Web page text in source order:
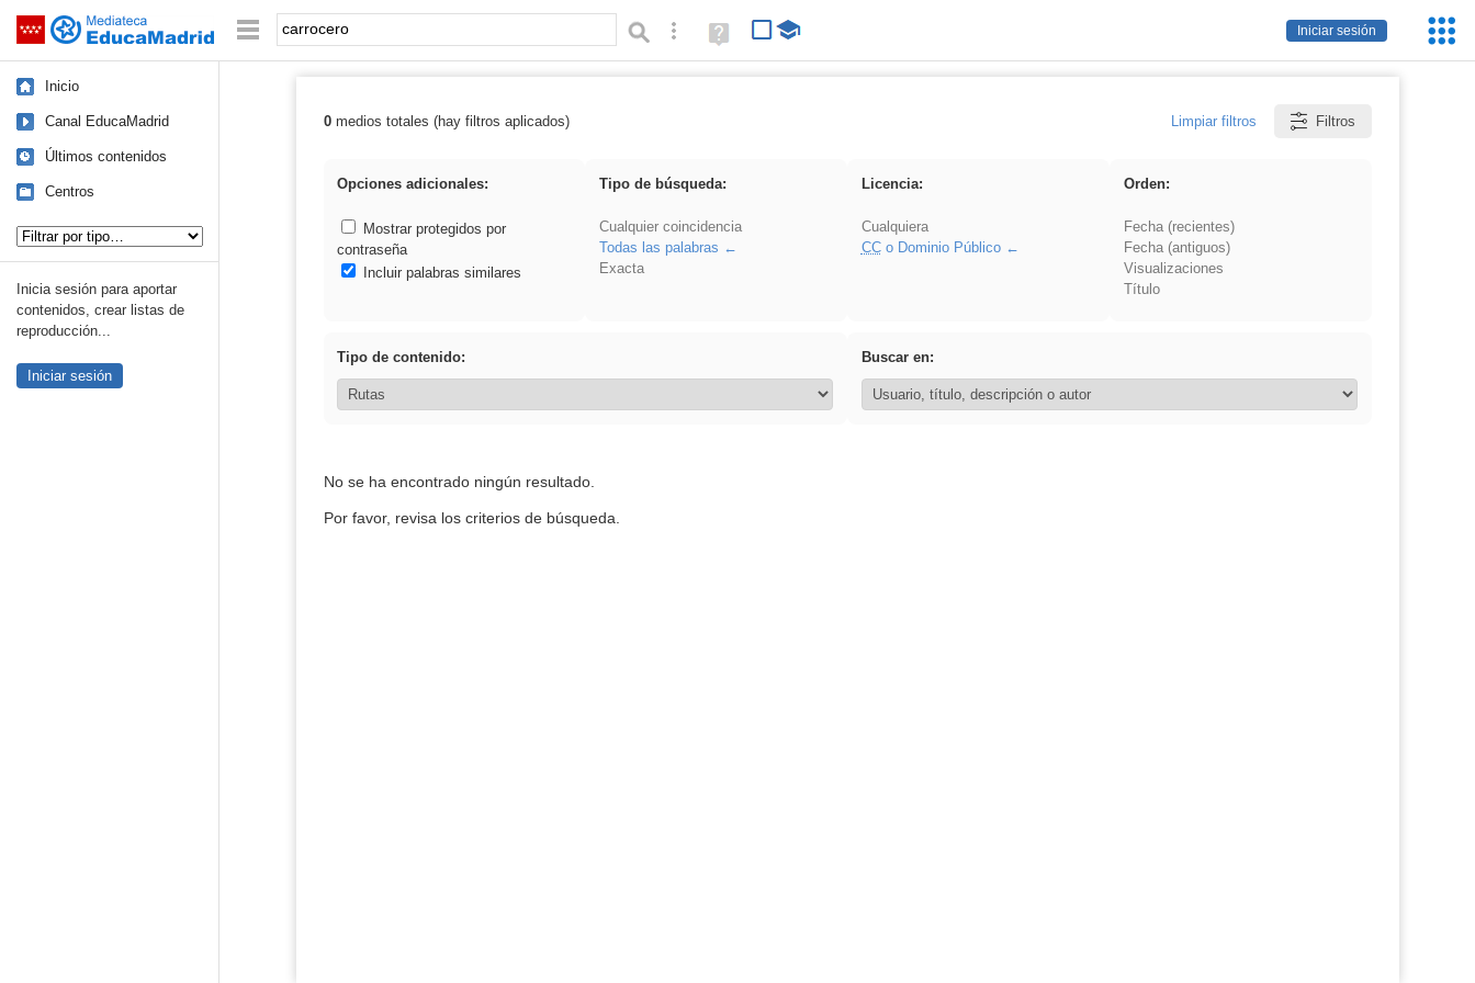
Saltar navegación
Iniciar sesión
Palabra o frase: Búsqueda avanzada
Ayuda
(en
Inicio
Canal EducaMadrid
Últimos contenidos
Centros
Inicia sesión para aportar
contenidos, crear listas de
reproducción...
Iniciar sesión
Resultados de: carrocero
0medios totales (hay filtros aplicados) Limpiar filtros Filtros
Opciones adicionales:
Mostrar protegidos por
contraseña
Incluir palabras similares
Tipo de búsqueda:
Cualquier coincidencia
Todas las palabras
Exacta
Licencia:
Cualquiera
CCo Dominio Público
Orden:
Fecha (recientes)
Fecha (antiguos)
Visualizaciones
Título
Tipo de contenido: Buscar en:
No se ha encontrado ningún resultado.
Por favor, revisa los criterios de búsqueda.